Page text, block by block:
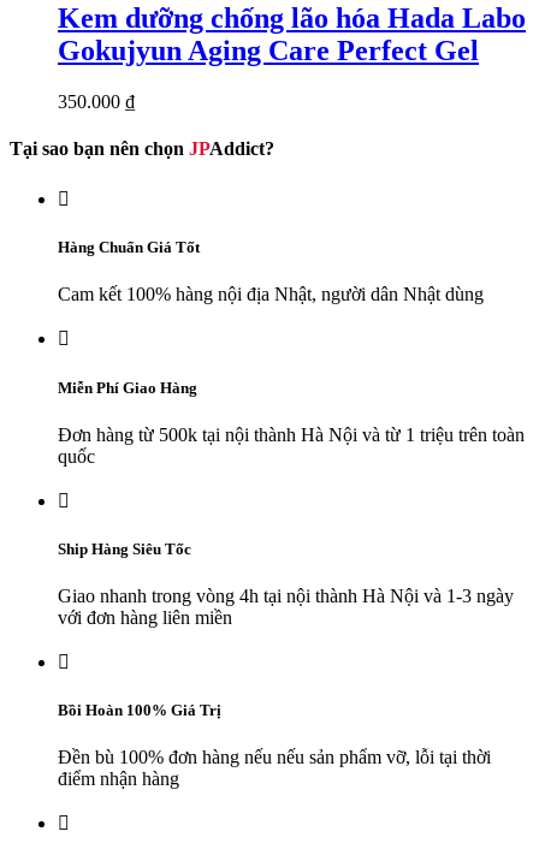
Kem dưỡng chống lão hóa Hada Labo
Gokujyun Aging Care Perfect Gel
350.000 ₫
Tại sao bạn nên chọn JPAddict?

Hàng Chuẩn Giá Tốt
Cam kết 100% hàng nội địa Nhật, người dân Nhật dùng

Miễn Phí Giao Hàng
Đơn hàng từ 500k tại nội thành Hà Nội và từ 1 triệu trên toàn
quốc

Ship Hàng Siêu Tốc
Giao nhanh trong vòng 4h tại nội thành Hà Nội và 1-3 ngày
với đơn hàng liên miền

Bồi Hoàn 100% Giá Trị
Đền bù 100% đơn hàng nếu nếu sản phẩm vỡ, lỗi tại thời
điểm nhận hàng
